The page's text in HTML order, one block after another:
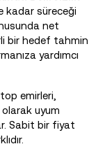
kadar süreceği
net
bir hedef tahmin
yardımcı
emirleri,
uyum
Sabit bir fiyat